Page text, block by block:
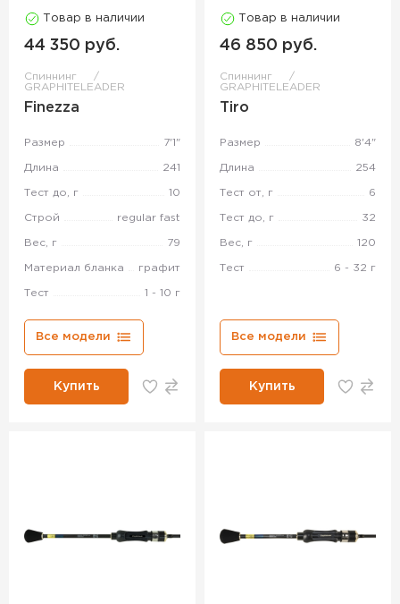
Товар в наличии
44 350 руб.
Спиннинг
GRAPHITELEADER
Finezza
Размер 7'1"
Длина 241
Тест до, г 10
Строй regular fast
Вес, г 79
Материал бланка графит
Тест 1 - 10 г
Все модели
Купить
Товар в наличии
46 850 руб.
Спиннинг
GRAPHITELEADER
Tiro
Размер 8'4"
Длина 254
Тест от, г 6
Тест до, г 32
Вес, г 120
Тест 6 - 32 г
Все модели
Купить